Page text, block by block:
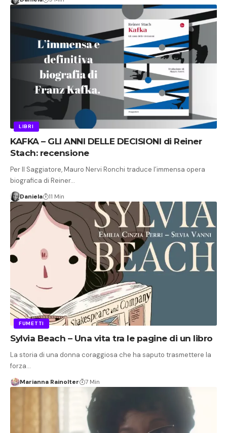
LIBRI
KAFKA – GLI ANNI DELLE DECISIONI di Reiner
Stach: recensione
Per Il Saggiatore, Mauro Nervi Ronchi traduce l’immensa opera
biografica di Reiner…
Daniela 11 Min
FUMETTI
Sylvia Beach – Una vita tra le pagine di un libro
La storia di una donna coraggiosa che ha saputo trasmettere la
forza…
Marianna Rainolter 7 Min